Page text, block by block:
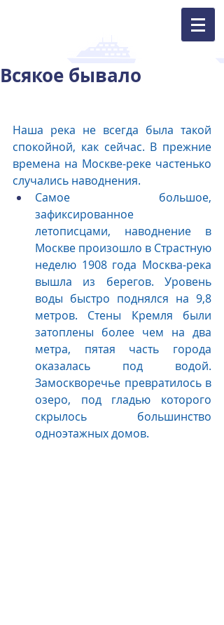
Всякое бывало
Наша река не всегда была такой
спокойной, как сейчас. В прежние
времена на Москве-реке частенько
случались наводнения.
Самое большое,
зафиксированное
летописцами, наводнение в
Москве произошло в Страстную
неделю 1908 года Москва-река
вышла из берегов. Уровень
воды быстро поднялся на 9,8
метров. Стены Кремля были
затоплены более чем на два
метра, пятая часть города
оказалась под водой.
Замоскворечье превратилось в
озеро, под гладью которого
скрылось большинство
одноэтажных домов.